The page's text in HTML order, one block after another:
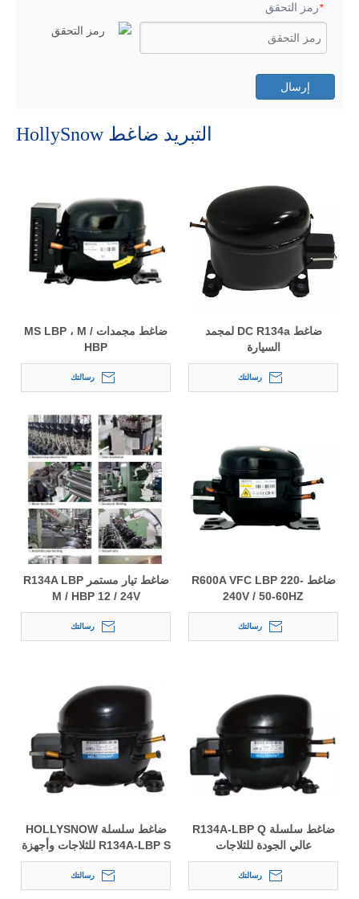
*رمز التحقق
إرسال
التبريد ضاغط HollySnow
ضاغط DC R134a لمجمد
السيارة
رسالتك
ضاغط مجمدات MS LBP ، M /
HBP
رسالتك
ضاغط R600A VFC LBP 220-
240V / 50-60HZ
رسالتك
ضاغط تيار مستمر R134A LBP
M / HBP 12 / 24V
رسالتك
ضاغط سلسلة R134A-LBP Q
عالي الجودة للثلاجات
رسالتك
ضاغط سلسلة HOLLYSNOW
R134A-LBP S للثلاجات وأجهزة
العرض
رسالتك